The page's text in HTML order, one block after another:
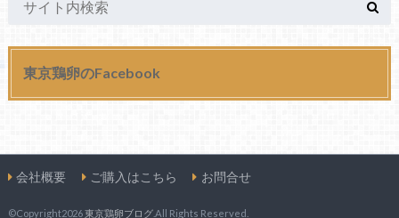
東京鶏卵のFacebook
会社概要 ご購入はこちら お問合せ
©Copyright2026東京鶏卵ブログ.All Rights Reserved.